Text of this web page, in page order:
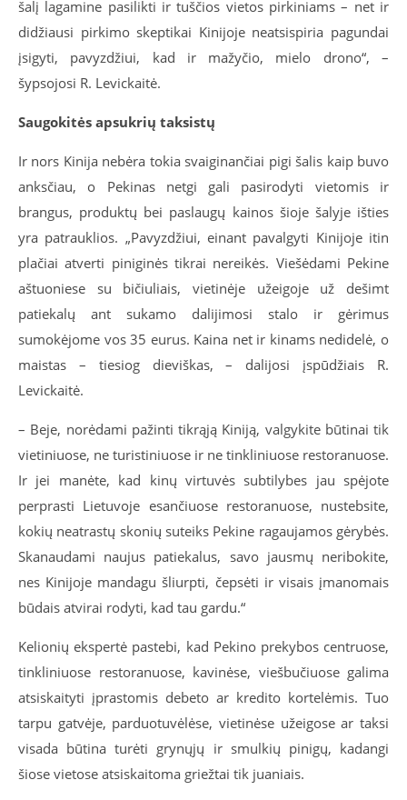
šalį lagamine pasilikti ir tuščios vietos pirkiniams – net ir
didžiausi pirkimo skeptikai Kinijoje neatsispiria pagundai
įsigyti, pavyzdžiui, kad ir mažyčio, mielo drono“, –
šypsojosi R. Levickaitė.
Saugokitės apsukrių taksistų
Ir nors Kinija nebėra tokia svaiginančiai pigi šalis kaip buvo
anksčiau, o Pekinas netgi gali pasirodyti vietomis ir
brangus, produktų bei paslaugų kainos šioje šalyje išties
yra patrauklios. „Pavyzdžiui, einant pavalgyti Kinijoje itin
plačiai atverti piniginės tikrai nereikės. Viešėdami Pekine
aštuoniese su bičiuliais, vietinėje užeigoje už dešimt
patiekalų ant sukamo dalijimosi stalo ir gėrimus
sumokėjome vos 35 eurus. Kaina net ir kinams nedidelė, o
maistas – tiesiog dieviškas, – dalijosi įspūdžiais R.
Levickaitė.
– Beje, norėdami pažinti tikrąją Kiniją, valgykite būtinai tik
vietiniuose, ne turistiniuose ir ne tinkliniuose restoranuose.
Ir jei manėte, kad kinų virtuvės subtilybes jau spėjote
perprasti Lietuvoje esančiuose restoranuose, nustebsite,
kokių neatrastų skonių suteiks Pekine ragaujamos gėrybės.
Skanaudami naujus patiekalus, savo jausmų neribokite,
nes Kinijoje mandagu šliurpti, čepsėti ir visais įmanomais
būdais atvirai rodyti, kad tau gardu.“
Kelionių ekspertė pastebi, kad Pekino prekybos centruose,
tinkliniuose restoranuose, kavinėse, viešbučiuose galima
atsiskaityti įprastomis debeto ar kredito kortelėmis. Tuo
tarpu gatvėje, parduotuvėlėse, vietinėse užeigose ar taksi
visada būtina turėti grynųjų ir smulkių pinigų, kadangi
šiose vietose atsiskaitoma griežtai tik juaniais.